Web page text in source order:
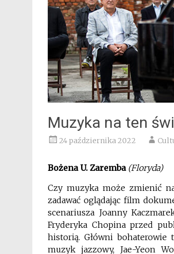
Muzyka na ten
24 października 2022
Bożena U. Zaremba(Floryda)
Czy muzyka może zmienić
zadawać oglądając film
scenariusza Joanny
Fryderyka Chopina przed
historią. Główni
muzyk jazzowy, Jae-Yeon